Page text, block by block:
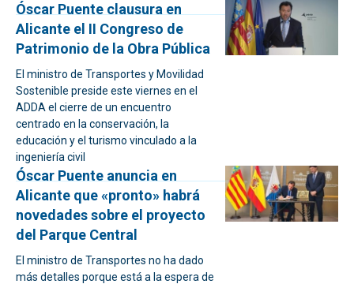
Óscar Puente clausura en
Alicante el II Congreso de
Patrimonio de la Obra Pública
El ministro de Transportes y Movilidad
Sostenible preside este viernes en el
ADDA el cierre de un encuentro
centrado en la conservación, la
educación y el turismo vinculado a la
ingeniería civil
Óscar Puente anuncia en
Alicante que «pronto» habrá
novedades sobre el proyecto
del Parque Central
El ministro de Transportes no ha dado
más detalles porque está a la espera de